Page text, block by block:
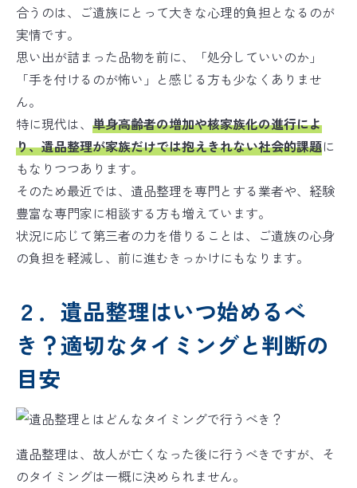
合うのは、ご遺族にとって大きな心理的負担となるのが
実情です。
思い出が詰まった品物を前に、「処分していいのか」
「手を付けるのが怖い」と感じる方も少なくありませ
ん。
特に現代は、 単身高齢者の増加や核家族化の進行によ
り、遺品整理が家族だけでは抱えきれない社会的課題に
もなりつつあります。
そのため最近では、遺品整理を専門とする業者や、経験
豊富な専門家に相談する方も増えています。
状況に応じて第三者の力を借りることは、ご遺族の心身
の負担を軽減し、前に進むきっかけにもなります。
２．遺品整理はいつ始めるべ
き？適切なタイミングと判断の
目安
遺品整理は、故人が亡くなった後に行うべきですが、そ
のタイミングは一概に決められません。